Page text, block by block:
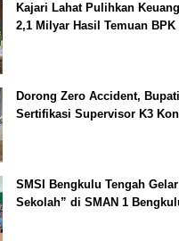
Kajari Lahat Pulihkan
2,1 Milyar Hasil Temuan BPK
Dorong Zero Accident,
Sertifikasi Supervisor K3
SMSI Bengkulu Tengah
Sekolah” di SMAN 1